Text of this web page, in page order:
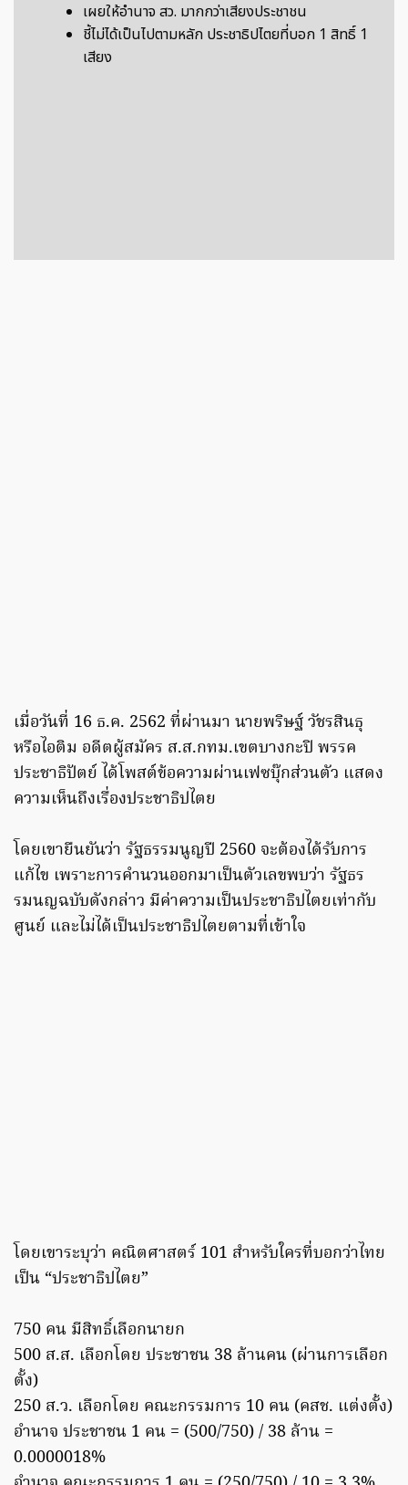
เผยให้อำนาจ สว. มากกว่าเสียงประชาชน
ชี้ไม่ได้เป็นไปตามหลัก ประชาธิปไตยที่บอก 1 สิทธิ์ 1
เสียง
เมื่อวันที่ 16 ธ.ค. 2562 ที่ผ่านมา นายพริษฐ์ วัชรสินธุ
หรือไอติม อดีตผู้สมัคร ส.ส.กทม.เขตบางกะปิ พรรค
ประชาธิปัตย์ ได้โพสต์ข้อความผ่านเฟซบุ๊กส่วนตัว แสดง
ความเห็นถึงเรื่องประชาธิปไตย
โดยเขายืนยันว่า รัฐธรรมนูญปี 2560 จะต้องได้รับการ
แก้ไข เพราะการคำนวนออกมาเป็นตัวเลขพบว่า รัฐธร
รมนญฉบับดังกล่าว มีค่าความเป็นประชาธิปไตยเท่ากับ
ศูนย์ และไม่ได้เป็นประชาธิปไตยตามที่เข้าใจ
โดยเขาระบุว่า คณิตศาสตร์ 101 สำหรับใครที่บอกว่าไทย
เป็น “ประชาธิปไตย”
750 คน มีสิทธิ์เลือกนายก
500 ส.ส. เลือกโดย ประชาชน 38 ล้านคน (ผ่านการเลือก
ตั้ง)
250 ส.ว. เลือกโดย คณะกรรมการ 10 คน (คสช. แต่งตั้ง)
อำนาจ ประชาชน 1 คน = (500/750) / 38 ล้าน =
0.0000018%